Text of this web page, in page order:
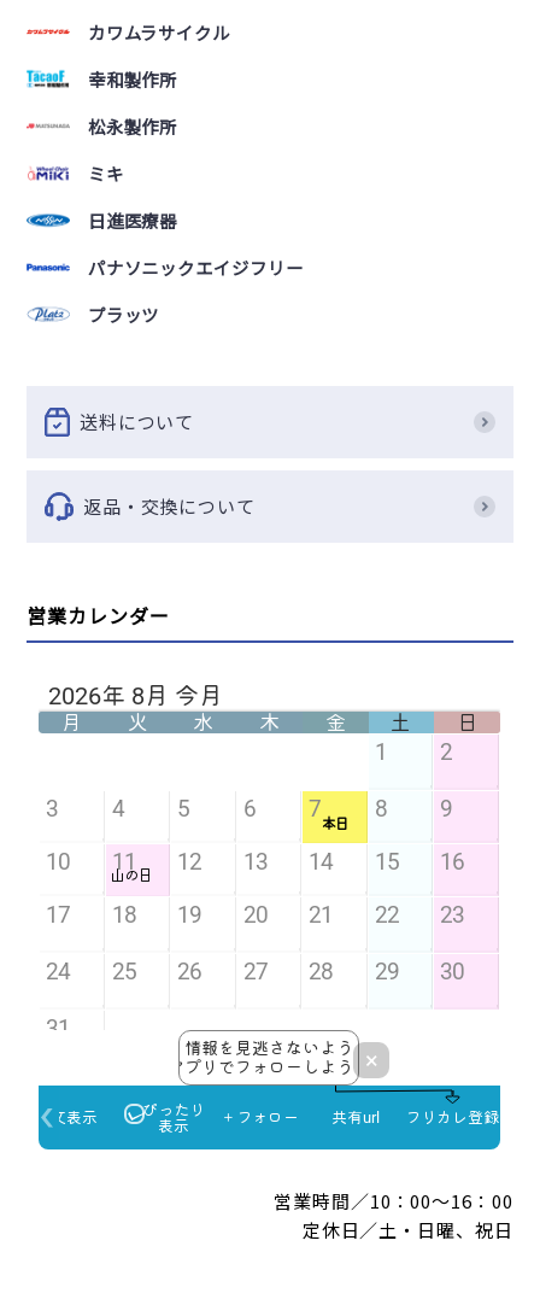
カワムラサイクル
幸和製作所
松永製作所
ミキ
日進医療器
パナソニックエイジフリー
プラッツ
送料について
返品・交換について
営業カレンダー
営業時間／10：00～16：00
定休日／土・日曜、祝日